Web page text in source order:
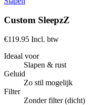
Custom SleepzZ
€119.95 Incl. btw
Ideaal voor
Slapen & rust
Geluid
Zo stil mogelijk
Filter
Zonder filter (dicht)